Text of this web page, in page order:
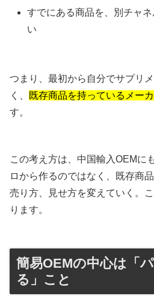
すでにある商品を、別チャ
い
つまり、最初から自分でサプリ
く、
既存商品を持っているメー
す。
この考え方は、中国輸入OEMに
ロから作るのではなく、既存商
売り方、見せ方を変えていく。
ります。
簡易OEMの中心は「
る」こと